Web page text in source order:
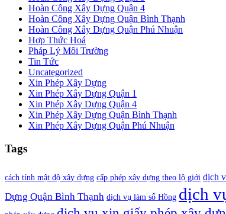
Hoàn Công Xây Dựng Quận 4
Hoàn Công Xây Dựng Quận Bình Thạnh
Hoàn Công Xây Dựng Quận Phú Nhuận
Hợp Thức Hoá
Pháp Lý Môi Trường
Tin Tức
Uncategorized
Xin Phép Xây Dựng
Xin Phép Xây Dựng Quận 1
Xin Phép Xây Dựng Quận 4
Xin Phép Xây Dựng Quận Bình Thạnh
Xin Phép Xây Dựng Quận Phú Nhuận
Tags
cách tính mật độ xây dựng cấp phép xây dựng theo lộ giới dịch
Dựng Quận Bình Thạnh dịch vụ làm sổ Hồng dịch